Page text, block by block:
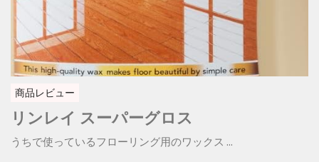
商品レビュー
リンレイ スーパーグロス
うちで使っているフローリング用のワックス ...